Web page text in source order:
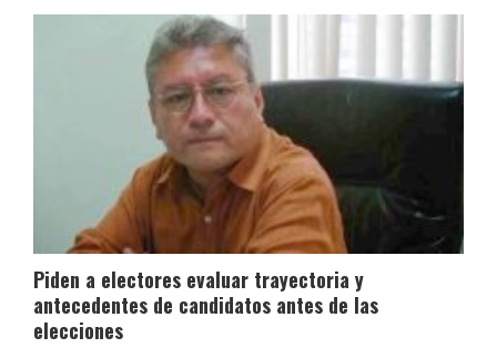
Piden a electores evaluar trayectoria y
antecedentes de candidatos antes de las
elecciones